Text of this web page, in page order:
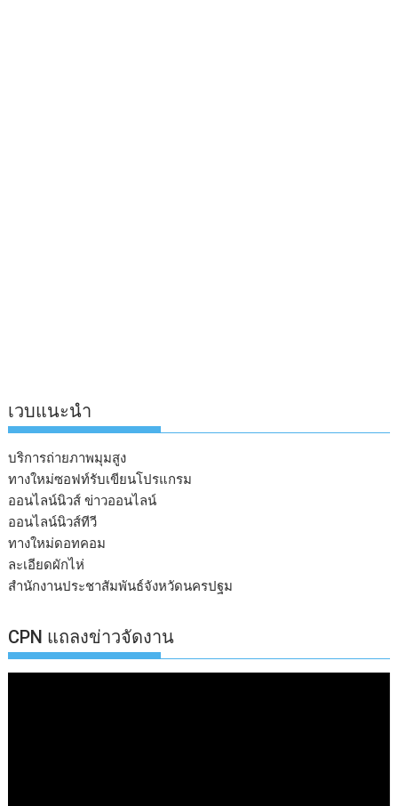
เวบแนะนำ
บริการถ่ายภาพมุมสูง
ทางใหม่ซอฟท์รับเขียนโปรแกรม
ออนไลน์นิวส์ ข่าวออนไลน์
ออนไลน์นิวส์ทีวี
ทางใหม่ดอทคอม
ละเอียดผักไห่
สำนักงานประชาสัมพันธ์จังหวัดนครปฐม
CPN แถลงข่าวจัดงาน